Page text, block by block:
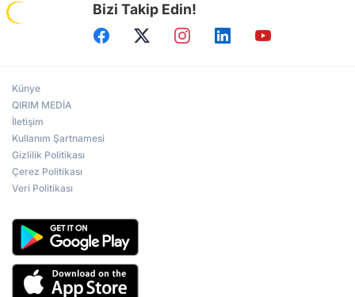
Bizi Takip Edin!
Künye
QIRIM MEDİA
İletişim
Kullanım Şartnamesi
Gizlilik Politikası
Çerez Politikası
Veri Politikası